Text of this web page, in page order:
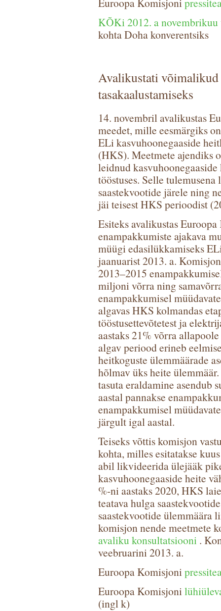
KÕKi 2012. a
kohta Doha konverentsiks
Avalikustati võimalikud
tasakaalustamiseks
14. novembril avalikustas
meedet, mille eesmärgiks
ELi kasvuhoonegaaside
(HKS). Meetmete ajendiks
leidnud
tööstuses. Selle
saastekvootide järele ning
jäi teisest HKS perioodist
Esiteks avalikustas
enampakkumiste ajakava
müügi edasilükkamiseks
jaanuarist 2013. a.
2013–2015
miljoni võrra ning
enampakkumisel
algavas HKS kolmandas
tööstusettevõtetest ja
aastaks 21% võrra
algav periood erineb
heitkoguste ülemmäärade
hõlmav üks heite
tasuta eraldamine asendub
aastal pannakse
enampakkumisel
järgult igal aastal.
Teiseks võttis komisjon
kohta, milles esitatakse
abil likvideerida ülejääk
kasvuhoonegaaside heite
%-ni aastaks 2020, HKS
teatava hulga
saastekvootide ülemmäära
komisjon nende meetmete
avaliku konsultatsiooni .
veebruarini 2013. a.
Euroopa Komisjoni
Euroopa Komisjoni
(ingl k)